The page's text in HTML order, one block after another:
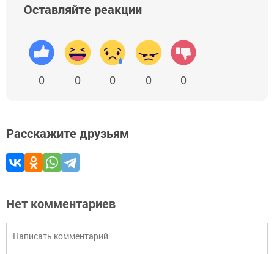
Оставляйте реакции
0 0 0 0 0
Расскажите друзьям
Нет комментариев